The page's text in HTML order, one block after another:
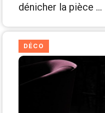
dénicher la pièce …
DÉCO